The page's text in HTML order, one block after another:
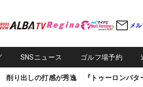
メ
SNSニュース ゴルフ場予約
削り出しの打感が秀逸 『トゥーロンパタ